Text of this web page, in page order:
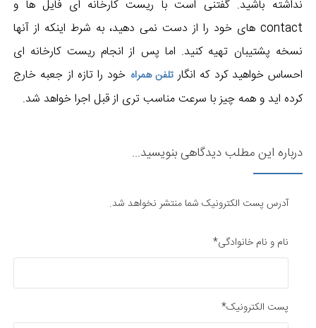
نداشته باشید. گفتنی است با ریست کارخانه ای فایل ها و
contact های خود را از دست نمی دهید، به شرط اینکه از آنها
نسخه پشتیبان تهیه کنید. اما پس از انجام ریست کارخانه ای
احساس خواهید کرد که انگار ​تلفن همراه خود را تازه از جعبه خارج
کرده اید و همه چیز با سرعت مناسب تری از قبل اجرا خواهد شد.
درباره این مطلب دیدگاهی بنویسید...
آدرس پست الکترونیک شما منتشر نخواهد شد.
نام و نام خانوادگی*
پست الکترونیک*